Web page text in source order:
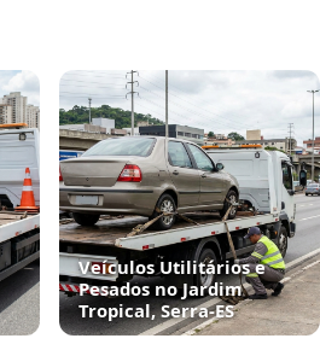
Veículos Utilitários e
Pesados no Jardim
Tropical, Serra‑ES